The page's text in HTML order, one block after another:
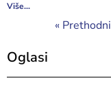
Više...
« Prethodni
Oglasi